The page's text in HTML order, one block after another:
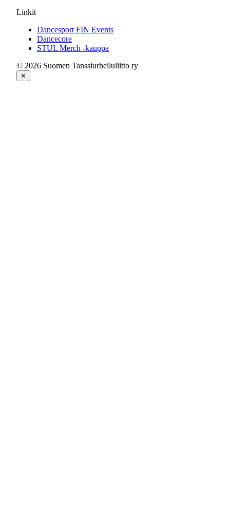
Linkit
Dancesport FIN Events
Dancecore
STUL Merch -kauppa
© 2026 Suomen Tanssiurheiluliitto ry
✕